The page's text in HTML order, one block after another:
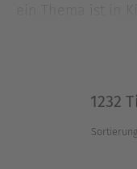
Kategorie
auf einer
Romanen über
Detektiv:innen
1232